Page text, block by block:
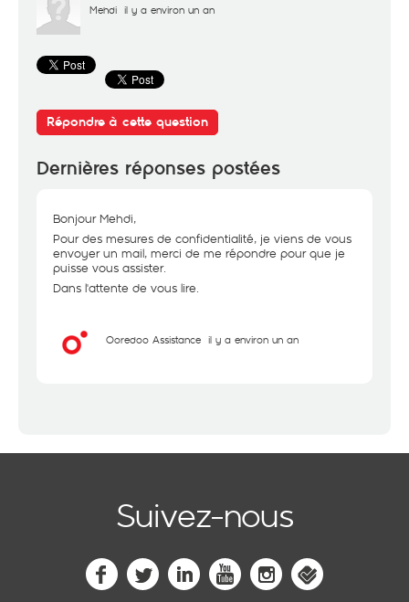
Mehdi il y a environ un an
Répondre à cette question
Dernières réponses postées
Bonjour Mehdi,
Pour des mesures de confidentialité, je viens de vous
envoyer un mail, merci de me répondre pour que je
puisse vous assister.
Dans l'attente de vous lire.
Ooredoo Assistance il y a environ un an
Suivez-nous